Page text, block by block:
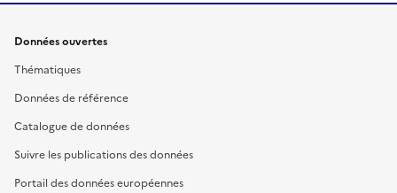
Données ouvertes
Thématiques
Données de référence
Catalogue de données
Suivre les publications des données
Portail des données européennes